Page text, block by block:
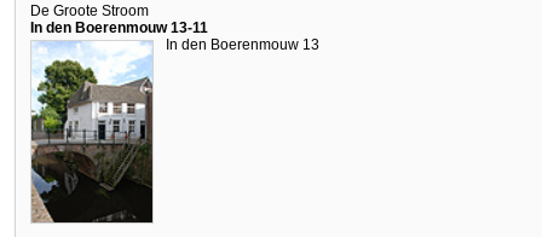
De Groote Stroom
In den Boerenmouw 13-11
In den Boerenmouw 13